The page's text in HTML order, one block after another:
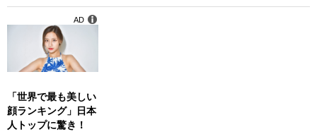
「世界で最も美しい
顔ランキング」日本
人トップに驚き！
AD